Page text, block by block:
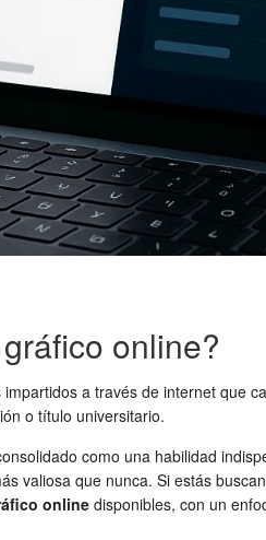
online?
a través de internet que
o título universitario.
como una habilidad
valiosa que nunca. Si estás
online disponibles, con un